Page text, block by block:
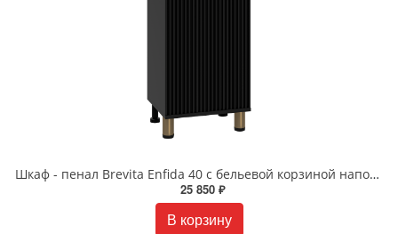
Шкаф - пенал Brevita Enfida 40 с бельевой корзиной напольный/подвесной правый черный ENF-05040-020БкP
25 850 ₽
В корзину